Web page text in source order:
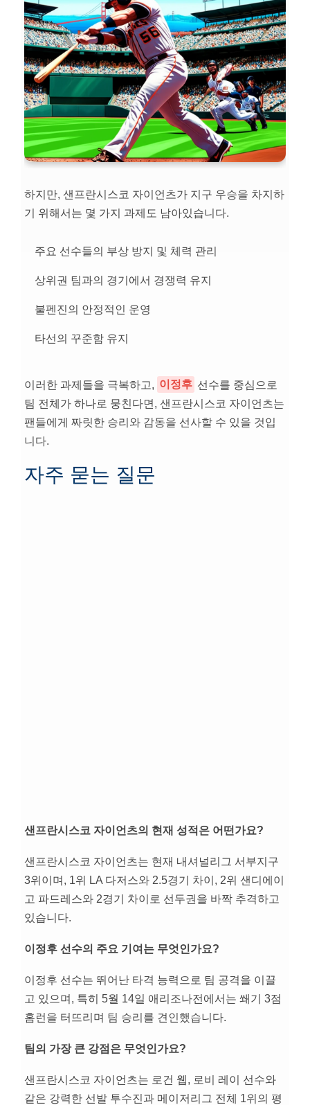
하지만, 샌프란시스코 자이언츠가 지구 우승을 차지하
기 위해서는 몇 가지 과제도 남아있습니다.
주요 선수들의 부상 방지 및 체력 관리
상위권 팀과의 경기에서 경쟁력 유지
불펜진의 안정적인 운영
타선의 꾸준함 유지
이러한 과제들을 극복하고, 이정후 선수를 중심으로
팀 전체가 하나로 뭉친다면, 샌프란시스코 자이언츠는
팬들에게 짜릿한 승리와 감동을 선사할 수 있을 것입
니다.
자주 묻는 질문
샌프란시스코 자이언츠의 현재 성적은 어떤가요?
샌프란시스코 자이언츠는 현재 내셔널리그 서부지구
3위이며, 1위 LA 다저스와 2.5경기 차이, 2위 샌디에이
고 파드레스와 2경기 차이로 선두권을 바짝 추격하고
있습니다.
이정후 선수의 주요 기여는 무엇인가요?
이정후 선수는 뛰어난 타격 능력으로 팀 공격을 이끌
고 있으며, 특히 5월 14일 애리조나전에서는 쐐기 3점
홈런을 터뜨리며 팀 승리를 견인했습니다.
팀의 가장 큰 강점은 무엇인가요?
샌프란시스코 자이언츠는 로건 웹, 로비 레이 선수와
같은 강력한 선발 투수진과 메이저리그 전체 1위의 평